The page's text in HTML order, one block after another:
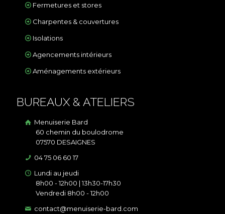
Fermetures et stores
Charpentes & couvertures
Isolations
Agencements intérieurs
Aménagements extérieurs
BUREAUX & ATELIERS
Menuiserie Bard
60 chemin du boulodrome
07570 DESAIGNES
04 75 06 60 17
Lundi au jeudi
8h00 - 12h00 | 13h30-17h30
Vendredi 8h00 - 12h00
contact@menuiserie-bard.com